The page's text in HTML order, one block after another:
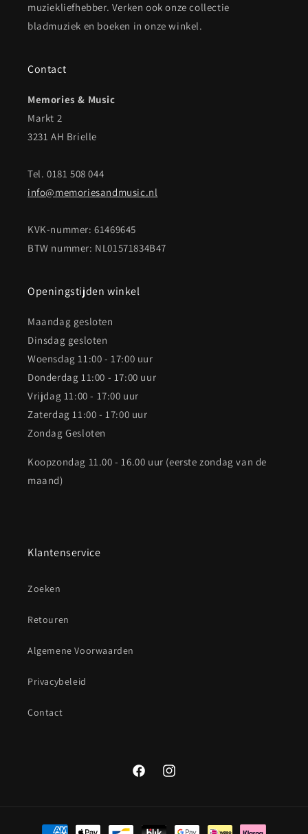
muziekliefhebber. Verken ook onze collectie
bladmuziek en boeken in onze winkel.
Contact
Memories & Music
Markt 2
3231 AH Brielle
Tel. 0181 508 044
info@memoriesandmusic.nl
KVK-nummer: 61469645
BTW nummer: NL01571834B47
Openingstijden winkel
Maandag gesloten
Dinsdag gesloten
Woensdag 11:00 - 17:00 uur
Donderdag 11:00 - 17:00 uur
Vrijdag 11:00 - 17:00 uur
Zaterdag 11:00 - 17:00 uur
Zondag Gesloten
Koopzondag 11.00 - 16.00 uur (eerste zondag van de
maand)
Klantenservice
Zoeken
Retouren
Algemene Voorwaarden
Privacybeleid
Contact
FacebookInstagram
Betaalmethoden